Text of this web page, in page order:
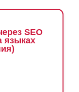
SEO
языках